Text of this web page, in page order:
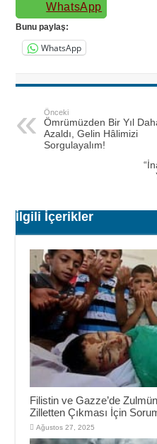
WhatsApp
Bunu paylaş:
WhatsApp
Önceki
Ömrümüzden Bir Yıl
Azaldı, Gelin Hâlimizi
Sorgulayalım!
İlgili İçerikler
Filistin ve Gazze’de
Zilletten Çıkması İçin
Ağustos 27, 2025